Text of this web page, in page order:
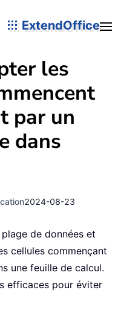
ExtendOffice
les
par un
dans
2024-08-23
de données et
cellules commençant
une feuille de calcul.
efficaces pour éviter